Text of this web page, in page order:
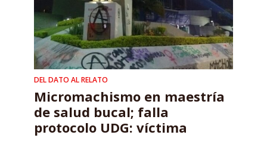
DEL DATO AL RELATO
Micromachismo en maestría
de salud bucal; falla
protocolo UDG: víctima